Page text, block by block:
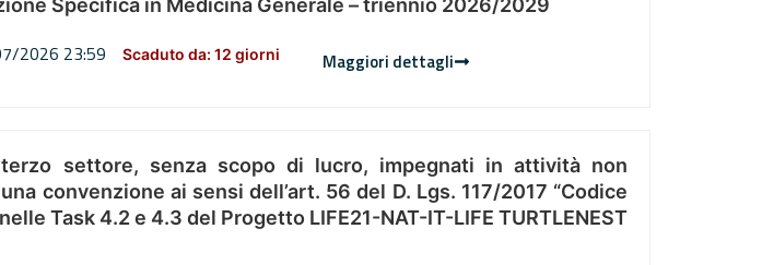
Specifica in Medicina Generale – triennio 2026/2029
2026 23:59 Scaduto da: 12 giorni Maggiori dettagli
settore, senza scopo di lucro, impegnati in attività non
convenzione ai sensi dell’art. 56 del D. Lgs. 117/2017 “Codice
Task 4.2 e 4.3 del Progetto LIFE21-NAT-IT-LIFE TURTLENEST